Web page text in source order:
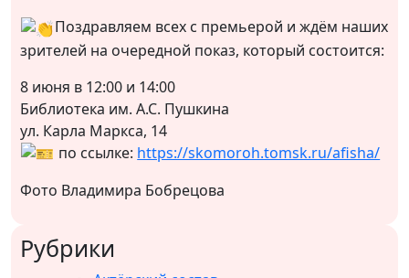
Поздравляем всех с премьерой и ждём наших
зрителей на очередной показ, который состоится:
8 июня в 12:00 и 14:00
Библиотека им. А.С. Пушкина
ул. Карла Маркса, 14
по ссылке: https://skomoroh.tomsk.ru/afisha/
Фото Владимира Бобрецова
Рубрики